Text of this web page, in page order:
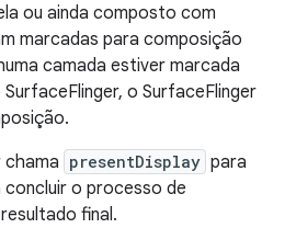
ou ainda composto com
marcadas para composição
camada estiver marcada
o SurfaceFlinger
chama presentDisplay para
o processo de
final.